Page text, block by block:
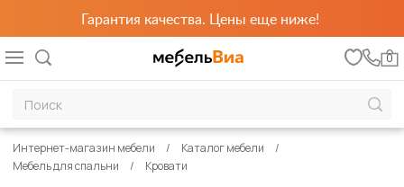
Гарантия качества. Цены еще ниже!
0
Интернет-магазин мебели
Каталог мебели
Мебель для спальни
Кровати